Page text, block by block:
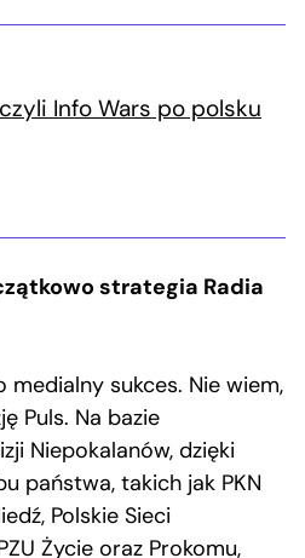
Info Wars po polsku
strategia Radia
medialny sukces. Nie wiem,
Puls. Na bazie
Niepokalanów, dzięki
państwa, takich jak PKN
Polskie Sieci
Życie oraz Prokomu,